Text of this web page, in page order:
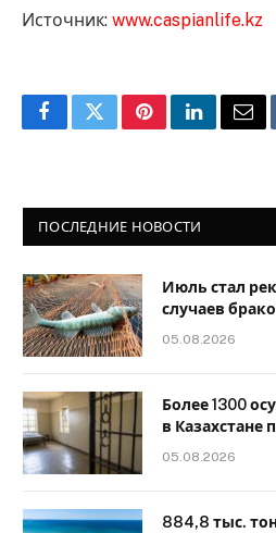
Источник: www.caspianlife.kz
FacebookTwitterPinterestLinkedIn
ПОСЛЕДНИЕ НОВОСТИ
Июль стал
случаев
05.08.2026
Более 1300
в Казахстане
05.08.2026
884,8 тыс.